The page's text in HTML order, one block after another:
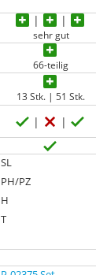
sehr gut
66-teilig
13 Stk. | 51 Stk.
SL
PH/PZ
H
T